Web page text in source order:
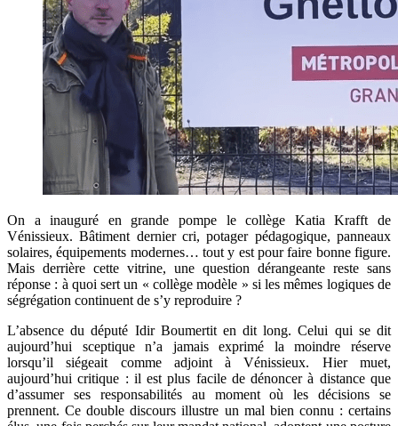
On a inauguré en grande pompe le collège Katia Krafft de
Vénissieux. Bâtiment dernier cri, potager pédagogique, panneaux
solaires, équipements modernes… tout y est pour faire bonne figure.
Mais derrière cette vitrine, une question dérangeante reste sans
réponse : à quoi sert un « collège modèle » si les mêmes logiques de
ségrégation continuent de s’y reproduire ?
L’absence du député Idir Boumertit en dit long. Celui qui se dit
aujourd’hui sceptique n’a jamais exprimé la moindre réserve
lorsqu’il siégeait comme adjoint à Vénissieux. Hier muet,
aujourd’hui critique : il est plus facile de dénoncer à distance que
d’assumer ses responsabilités au moment où les décisions se
prennent. Ce double discours illustre un mal bien connu : certains